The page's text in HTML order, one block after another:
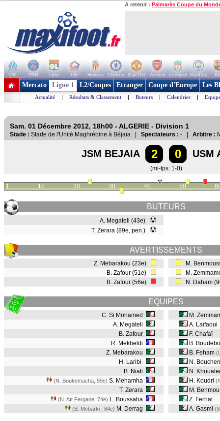
A retenir : Palmarès Coupe du
OM PSG Lyon Lille Monaco Chelsea Man Utd Arsenal Liverpool ManCity
+ de clubs
Mercato Ligue 1 L2/Coupes Etranger Coupe d'Europe Les
Actualité | Résultats & Classement | Buteurs | Calendrier |
Sam. 01 Décembre 2012, 18h00 - ALGERIE - Division 1
Stade : Stade de l'Unité Maghrébine à Béjaïa | Spectateurs : - | Arbitre :
JSM BEJAIA 2 0 USM
(mi-tps: 1-0)
1 10 20 30 40 50
BUTEURS
A. Megateli (43e)
T. Zerara (89e, pen.)
AVERTISSEMENTS
Z. Mebarakou (23e)
B. Zafour (51e)
B. Zafour (56e)
M.
M.
N. Daham
EQUIPES
C. Si Mohamed
A. Megateli
B. Zafour
R. Mekheldi
Z. Mebarakou
H. Laribi
B. Niati
(N. Boukemacha, 59e) S. Mehamha
T. Zerara
(N. Aït Fergane, 74e) L. Boussaha
(B. Mebarki , 84e) M. Derrag
M.
A. Laïfaoui
F. Chafaï
B.
B. Feham
N.
N.
H. Koudri
M.
Z. Ferhat
A. Gasmi